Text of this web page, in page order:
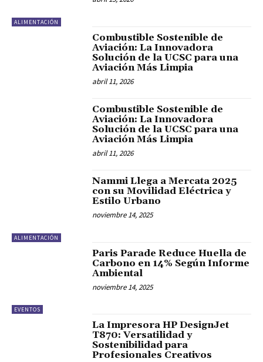
ALIMENTACIÓN
Combustible Sostenible de
Aviación: La Innovadora
Solución de la UCSC para una
Aviación Más Limpia
abril 11, 2026
Combustible Sostenible de
Aviación: La Innovadora
Solución de la UCSC para una
Aviación Más Limpia
abril 11, 2026
ALIMENTACIÓN
Nammi Llega a Mercata 2025
con su Movilidad Eléctrica y
Estilo Urbano
noviembre 14, 2025
EVENTOS
Paris Parade Reduce Huella de
Carbono en 14% Según Informe
Ambiental
noviembre 14, 2025
La Impresora HP DesignJet
T870: Versatilidad y
Sostenibilidad para
Profesionales Creativos